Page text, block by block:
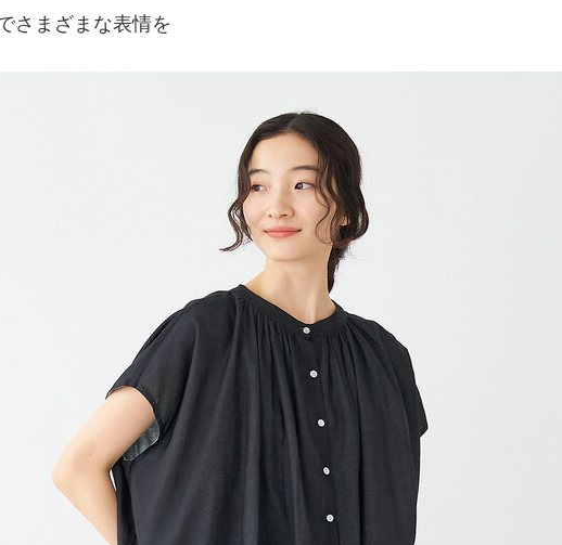
さまざまな表情を